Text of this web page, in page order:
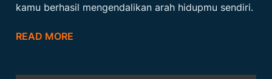
kamu berhasil mengendalikan arah hidupmu sendiri.
READ MORE